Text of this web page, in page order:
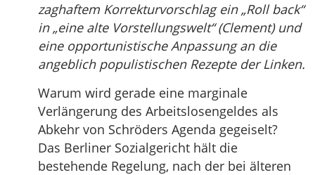
zaghaftem Korrekturvorschlag ein „Roll back“
in „eine alte Vorstellungswelt“ (Clement) und
eine opportunistische Anpassung an die
angeblich populistischen Rezepte der Linken.
Warum wird gerade eine marginale
Verlängerung des Arbeitslosengeldes als
Abkehr von Schröders Agenda gegeiselt?
Das Berliner Sozialgericht hält die
bestehende Regelung, nach der bei älteren